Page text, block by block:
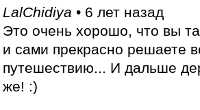
LalChidiya • 6 лет назад
Это очень хорошо, что вы
и сами прекрасно решаете
путешествию... И дальше
же! :)